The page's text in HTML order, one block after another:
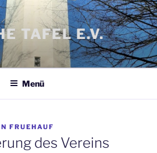
TAFEL E.V.
Menü
FRUEHAUF
des Vereins